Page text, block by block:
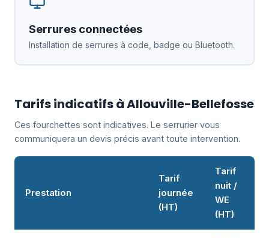
Serrures connectées
Installation de serrures à code, badge ou Bluetooth.
Tarifs indicatifs à Allouville-Bellefosse
Ces fourchettes sont indicatives. Le serrurier vous
communiquera un devis précis avant toute intervention.
Prestation
Tarif
journée
(HT)
Tarif
nuit /
WE
(HT)